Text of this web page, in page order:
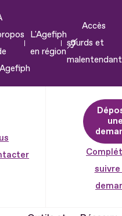
L'Agefiph
en région
Accès
sourds et
suivre